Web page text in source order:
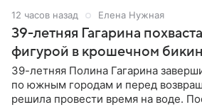
12 часов назад Елена Нужная
39-летняя Гагарина
фигурой в крошечном
39-летняя Полина Гагарина
по южным городам и перед
решила провести время на воде.